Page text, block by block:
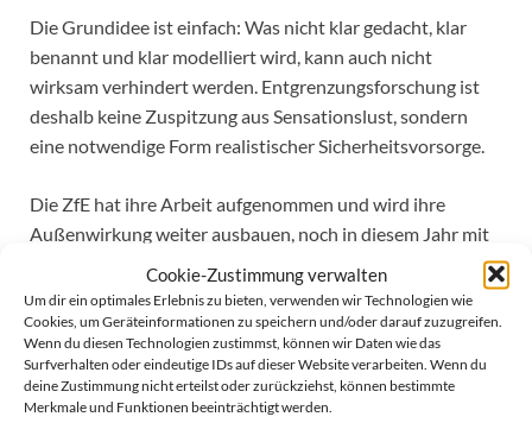
Cookie-Zustimmung verwalten
Um dir ein optimales Erlebnis zu bieten, verwenden wir Technologien wie
Cookies, um Geräteinformationen zu speichern und/oder darauf zuzugreifen.
Wenn du diesen Technologien zustimmst, können wir Daten wie das
Surfverhalten oder eindeutige IDs auf dieser Website verarbeiten. Wenn du
deine Zustimmung nicht erteilst oder zurückziehst, können bestimmte
Merkmale und Funktionen beeinträchtigt werden.
Die Grundidee ist einfach: Was nicht klar gedacht, klar
benannt und klar modelliert wird, kann auch nicht
wirksam verhindert werden. Entgrenzungsforschung ist
deshalb keine Zuspitzung aus Sensationslust, sondern
eine notwendige Form realistischer Sicherheitsvorsorge.
Die ZfE hat ihre Arbeit aufgenommen und wird ihre
Außenwirkung weiter ausbauen, noch in diesem Jahr mit
Extremistinnen und Terroristinnen